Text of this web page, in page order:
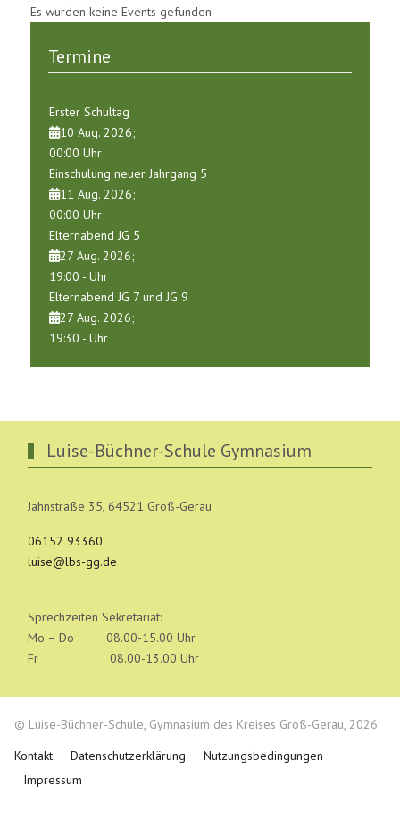
Es wurden keine Events gefunden
Termine
Erster Schultag
10 Aug. 2026;
00:00 Uhr
Einschulung neuer Jahrgang 5
11 Aug. 2026;
00:00 Uhr
Elternabend JG 5
27 Aug. 2026;
19:00 - Uhr
Elternabend JG 7 und JG 9
27 Aug. 2026;
19:30 - Uhr
Luise-Büchner-Schule Gymnasium
Jahnstraße 35, 64521 Groß-Gerau
06152 93360
luise@lbs-gg.de
Sprechzeiten Sekretariat:
Mo – Do 08.00-15.00 Uhr
Fr 08.00-13.00 Uhr
© Luise-Büchner-Schule, Gymnasium des Kreises Groß-Gerau, 2026
Kontakt
Datenschutzerklärung
Nutzungsbedingungen
Impressum